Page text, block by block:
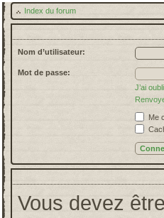
Index du forum
Nom d’utilisateur:
Mot de passe:
J’ai
Me
Vous devez